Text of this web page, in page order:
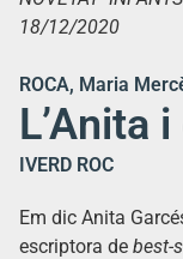
18/12/2020
ROCA, Maria
L’Anita
IVERD ROC
Em dic Anita
escriptora de best-